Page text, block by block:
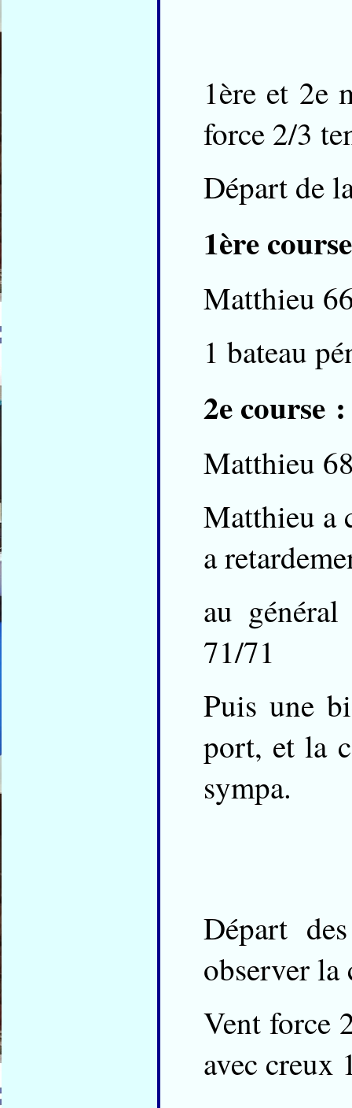
1ère et 2e
force 2/3
Départ de
1ère
Matthieu
1 bateau
2e course
Matthieu
Matthieu a
a
au
71/71
Puis une
port, et la
sympa.
Départ
observer la
Vent force
avec creux